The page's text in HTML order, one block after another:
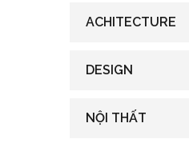
ACHITECTURE
DESIGN
NỘI THẤT